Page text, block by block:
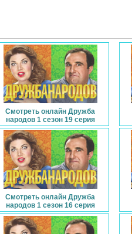
Смотреть онлайн Дружба
народов 1 сезон 19 серия
Смотреть онлайн Дружба
народов 1 сезон 16 серия